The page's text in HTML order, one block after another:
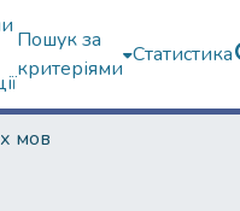
Пошук за
критеріями
Статистика
мов